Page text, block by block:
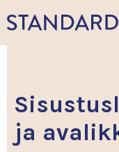
ja